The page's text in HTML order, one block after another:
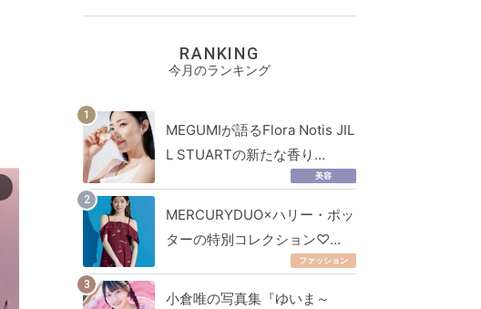
RANKING
今月のランキング
MEGUMIが語るFlora Notis JIL
L STUARTの新たな香り…
美容
MERCURYDUO×ハリー・ポッ
ターの特別コレクション♡…
ファッション
小倉唯の写真集『ゆいま～